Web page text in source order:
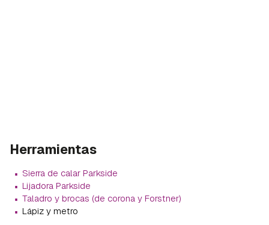
Herramientas
· Sierra de calar Parkside
· Lijadora Parkside
· Taladro y brocas (de corona y Forstner)
· Lápiz y metro